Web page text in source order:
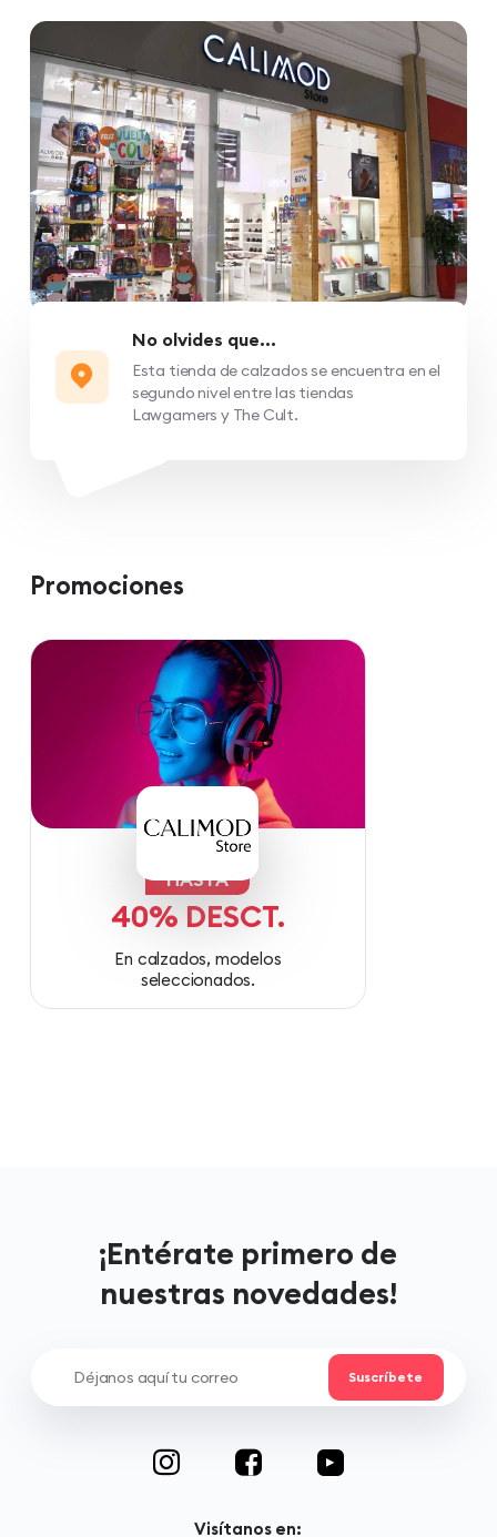
No olvides que...
Esta tienda de calzados se encuentra en el
segundo nivel entre las tiendas
Lawgamers y The Cult.
Promociones
HASTA
40% DESCT.
En calzados, modelos
seleccionados.
¡Entérate primero de
nuestras novedades!
Visítanos en: